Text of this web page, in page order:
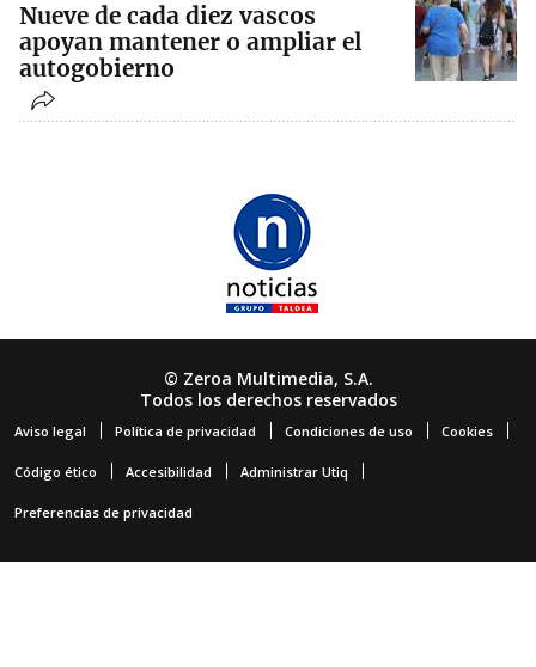
Nueve de cada diez vascos
apoyan mantener o ampliar el
autogobierno
© Zeroa Multimedia, S.A.
Todos los derechos reservados
Aviso legal Política de privacidad Condiciones de uso Cookies
Código ético Accesibilidad Administrar Utiq
Preferencias de privacidad